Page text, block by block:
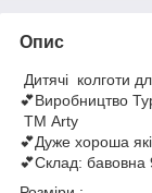
Опис
Дитячі колготи
💕Виробництво
ТМ Arty
💕Дуже хороша
💕Склад: